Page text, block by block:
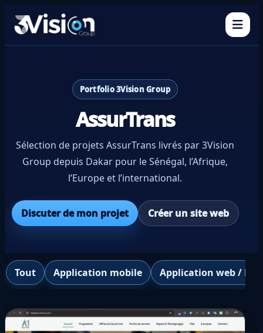
Portfolio 3Vision Group
AssurTrans
Sélection de projets AssurTrans livrés par 3Vision
Group depuis Dakar pour le Sénégal, l’Afrique,
l’Europe et l’international.
Discuter de mon projet Créer un site web
Tout Application mobile Application web /